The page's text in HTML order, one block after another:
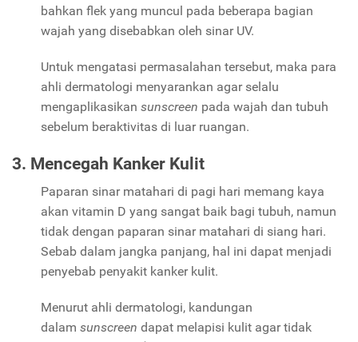
bahkan flek yang muncul pada beberapa bagian
wajah yang disebabkan oleh sinar UV.
Untuk mengatasi permasalahan tersebut, maka para
ahli dermatologi menyarankan agar selalu
mengaplikasikan sunscreen pada wajah dan tubuh
sebelum beraktivitas di luar ruangan.
3. Mencegah Kanker Kulit
Paparan sinar matahari di pagi hari memang kaya
akan vitamin D yang sangat baik bagi tubuh, namun
tidak dengan paparan sinar matahari di siang hari.
Sebab dalam jangka panjang, hal ini dapat menjadi
penyebab penyakit kanker kulit.
Menurut ahli dermatologi, kandungan
dalam sunscreen dapat melapisi kulit agar tidak